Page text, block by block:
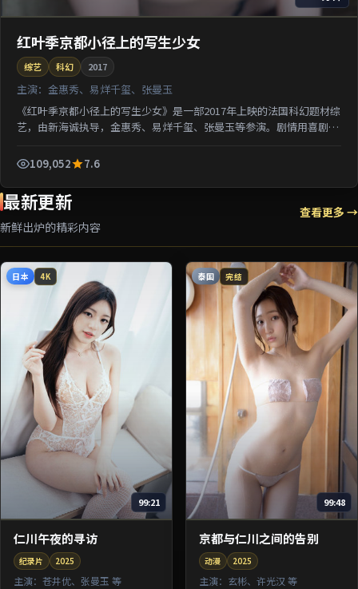
红叶季京都小径上的写生少女
综艺 科幻 2017
主演： 金惠秀、易烊千玺、张曼玉
《红叶季京都小径上的写生少女》是一部2017年上映的法国科幻题材综
艺，由新海诚执导，金惠秀、易烊千玺、张曼玉等参演。剧情用喜剧外
109,052
7.6
最新更新
新鲜出炉的精彩内容
查看更多 →
日本 4K
99:21
仁川午夜的寻访
纪录片 2025
主演： 苍井优、张曼玉 等
泰国 完结
99:48
京都与仁川之间的告别
动漫 2025
主演： 玄彬、许光汉 等